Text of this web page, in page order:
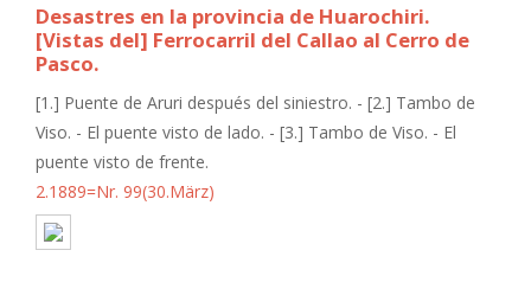
Desastres en la provincia de Huarochiri.
[Vistas del] Ferrocarril del Callao al Cerro de
Pasco.
[1.] Puente de Aruri después del siniestro. - [2.] Tambo de
Viso. - El puente visto de lado. - [3.] Tambo de Viso. - El
puente visto de frente.
2.1889=Nr. 99(30.März)